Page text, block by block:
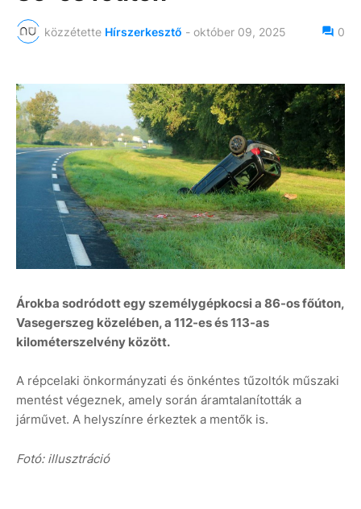
közzétette Hírszerkesztő - október 09, 2025 0
Árokba sodródott egy személygépkocsi a 86-os főúton,
Vasegerszeg közelében, a 112-es és 113-as
kilométerszelvény között.
A répcelaki önkormányzati és önkéntes tűzoltók műszaki
mentést végeznek, amely során áramtalanították a
járművet. A helyszínre érkeztek a mentők is.
Fotó: illusztráció